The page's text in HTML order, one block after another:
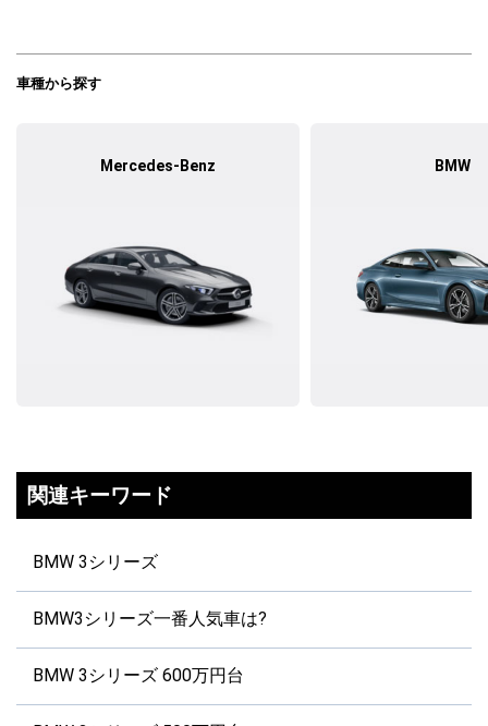
車種から探す
Mercedes-Benz BMW
関連キーワード
BMW 3シリーズ
BMW3シリーズ一番人気車は?
BMW 3シリーズ 600万円台